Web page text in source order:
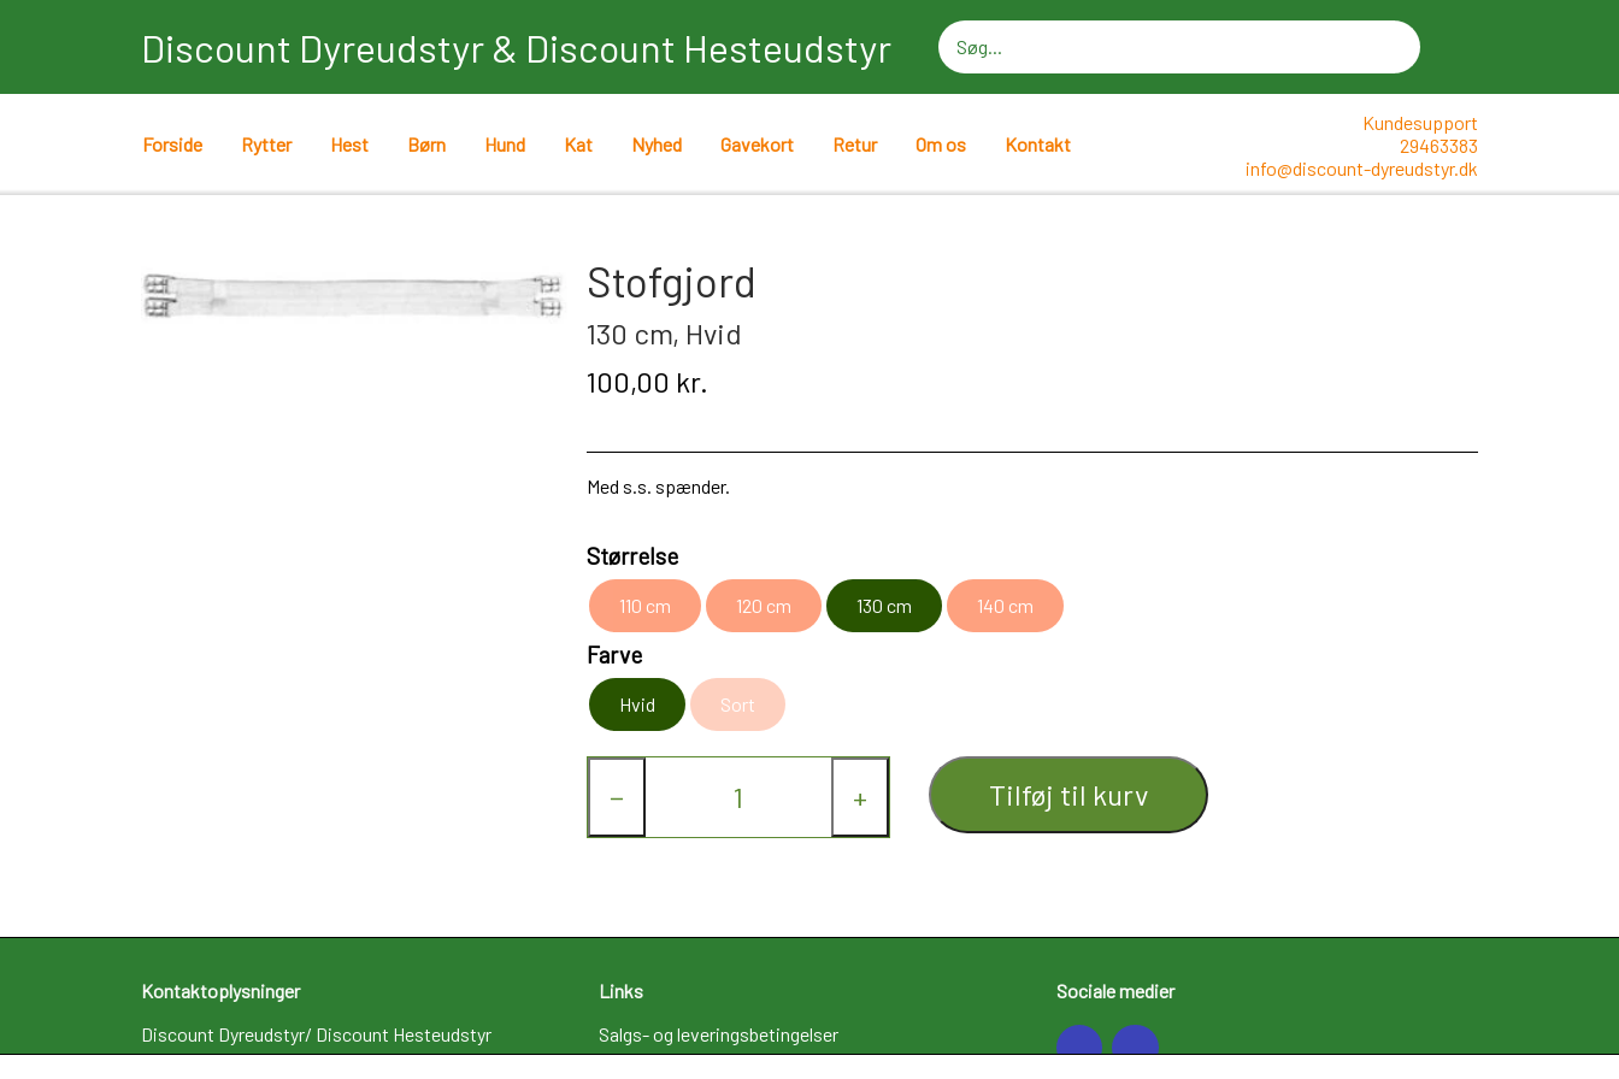
Discount Dyreudstyr & Discount Hesteudstyr
Forside Rytter Hest Børn Hund Kat Nyhed Gavekort Retur Om os Kontakt
Kundesupport
29463383
info@discount-dyreudstyr.dk
Stofgjord
130 cm, Hvid
100,00 kr.
Med s.s. spænder.
Størrelse
110 cm 120 cm 130 cm 140 cm
Farve
Hvid Sort
− + Tilføj til kurv
Kontaktoplysninger
Discount Dyreudstyr/ Discount Hesteudstyr
Links
Salgs- og leveringsbetingelser
Cookies
Sociale medier